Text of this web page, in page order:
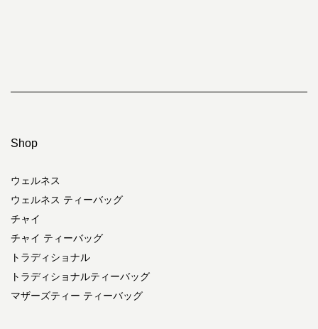
Shop
ウェルネス
ウェルネス ティーバッグ
チャイ
チャイ ティーバッグ
トラディショナル
トラディショナルティーバッグ
マザーズティー ティーバッグ